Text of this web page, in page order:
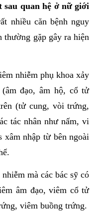
sau quan hệ ở nữ giới
nhiều căn bệnh nguy
thường gặp gây ra hiện
nhiễm phụ khoa xảy
đạo, âm hộ, cổ tử
(tử cung, vòi trứng,
tác nhân như nấm, vi
nhập từ bên ngoài
mà các bác sỹ có
âm đạo, viêm cổ tử
viêm buồng trứng.